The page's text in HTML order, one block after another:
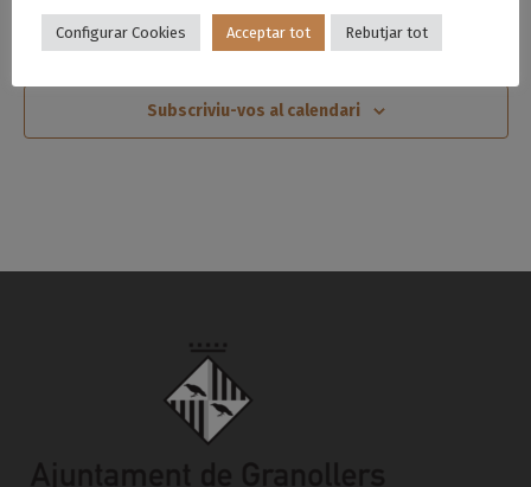
Dia anterior Següent dia
Subscriviu-vos al calendari
Configurar Cookies Acceptar tot Rebutjar tot